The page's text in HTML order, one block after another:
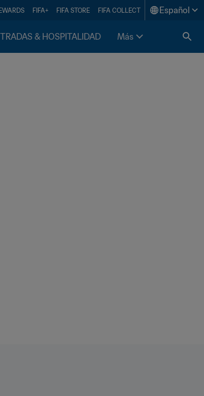
FIFA+ FIFA STORE FIFA COLLECT Español
& HOSPITALIDAD Más